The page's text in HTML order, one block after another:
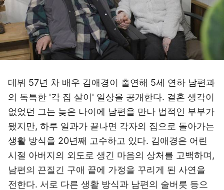
데뷔 57년 차 배우 김애경이 출연해 5세 연하 남편과
의 독특한 '각 집 살이' 일상을 공개한다. 결혼 생각이
없었던 그는 늦은 나이에 남편을 만나 법적인 부부가
됐지만, 하루 일과가 끝나면 각자의 집으로 돌아가는
생활 방식을 20년째 고수하고 있다. 김애경은 어린
시절 아버지의 외도로 생긴 마음의 상처를 고백하며,
남편의 끈질긴 구애 끝에 가정을 꾸리게 된 사연을
전한다. 서로 다른 생활 방식과 남편의 술버릇 등으